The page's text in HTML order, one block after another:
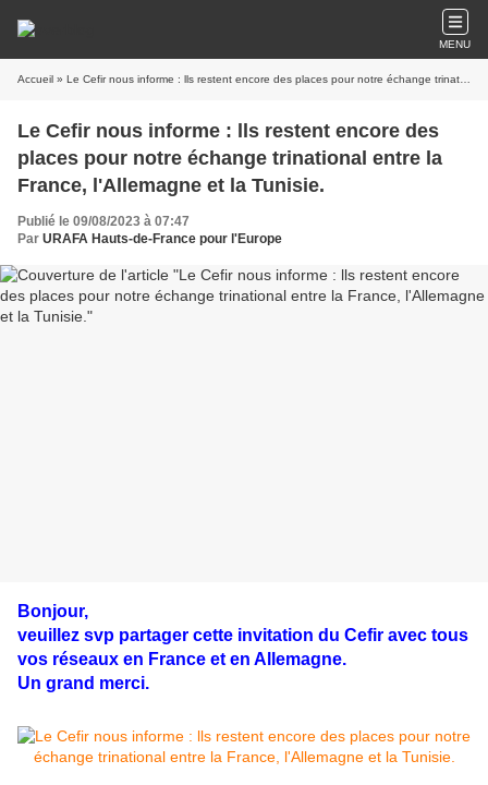
MENU
Accueil » Le Cefir nous informe : lls restent encore des places pour notre échange trinational entre la France, l'Allemagne et la Tunisie.
Le Cefir nous informe : lls restent encore des
places pour notre échange trinational entre la
France, l'Allemagne et la Tunisie.
Publié le 09/08/2023 à 07:47
Par URAFA Hauts-de-France pour l'Europe
Bonjour,
veuillez svp partager cette invitation du Cefir avec tous
vos réseaux en France et en Allemagne.
Un grand merci.